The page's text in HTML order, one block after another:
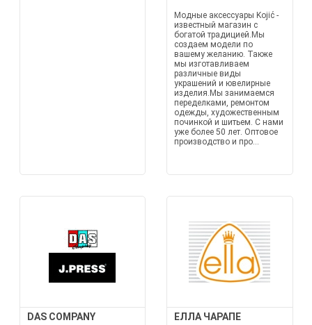
Модные аксессуары Kojić -
известный магазин с
богатой традицией.Мы
создаем модели по
вашему желанию. Также
мы изготавливаем
различные виды
украшений и ювелирные
изделия.Мы занимаемся
переделками, ремонтом
одежды, художественным
починкой и шитьем. С нами
уже более 50 лет. Оптовое
производство и про...
DAS COMPANY ЕЛЛА ЧАРАПЕ